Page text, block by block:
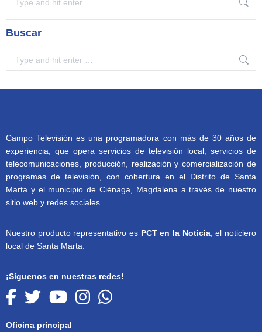
Buscar
Campo Televisión es una programadora con más de 30 años de
experiencia, que opera servicios de televisión local, servicios de
telecomunicaciones, producción, realización y comercialización de
programas de televisión, con cobertura en el Distrito de Santa
Marta y el municipio de Ciénaga, Magdalena a través de nuestro
sitio web y redes sociales.
Nuestro producto representativo es PCT en la Noticia, el noticiero
local de Santa Marta.
¡Síguenos en nuestras redes!
Oficina principal